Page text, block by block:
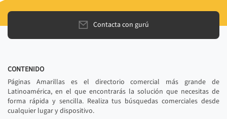
Contacta con gurú
CONTENIDO
Páginas Amarillas es el directorio comercial más grande de
Latinoamérica, en el que encontrarás la solución que necesitas de
forma rápida y sencilla. Realiza tus búsquedas comerciales desde
cualquier lugar y dispositivo.